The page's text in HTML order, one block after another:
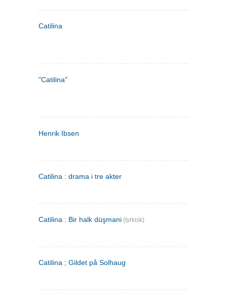
Catilina
"Catilina"
Henrik Ibsen
Catilina : drama i tre akter
Catilina : Bir halk düşmani (tyrkisk)
Catilina ; Gildet på Solhaug